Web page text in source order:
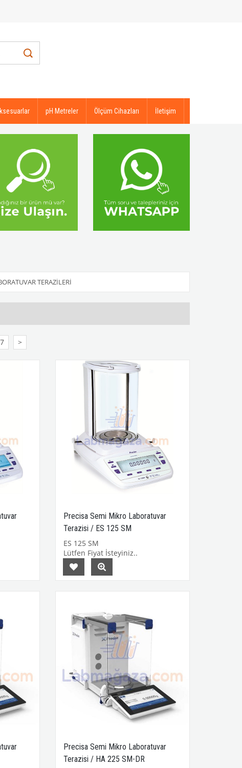
pH Metreler Ölçüm Cihazları İletişim
TERAZILERI
7 >
Precisa Semi Mikro Laboratuvar
Terazisi / ES 125 SM
ES 125 SM
Lütfen Fiyat İsteyiniz..
Precisa Semi Mikro Laboratuvar
Terazisi / HA 225 SM-DR